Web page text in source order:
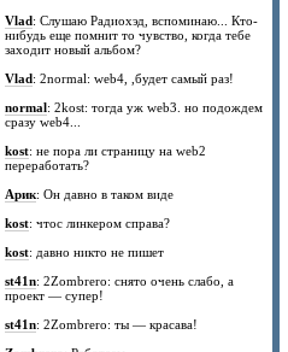
Vlad: Слушаю Радиохэд, вспоминаю... Кто-
нибудь еще помнит то чувство, когда тебе
заходит новый альбом?
Vlad: 2normal: web4, ,будет самый раз!
normal: 2kost: тогда уж web3. но подождем
сразу web4...
kost: не пора ли страницу на web2
переработать?
Арик: Он давно в таком виде
kost: чтос линкером справа?
kost: давно никто не пишет
st41n: 2Zombrero: снято очень слабо, а
проект — супер!
st41n: 2Zombrero: ты — красава!